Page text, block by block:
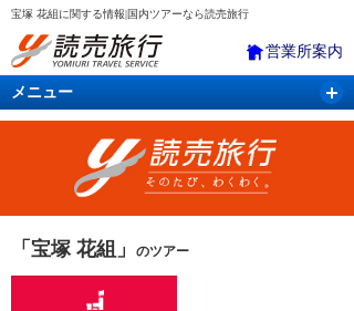
宝塚 花組に関する情報|国内ツアーなら読売旅行
営業所案内
メニュー
国内旅行 バスツアー 海外旅行
「宝塚 花組」 のツアー